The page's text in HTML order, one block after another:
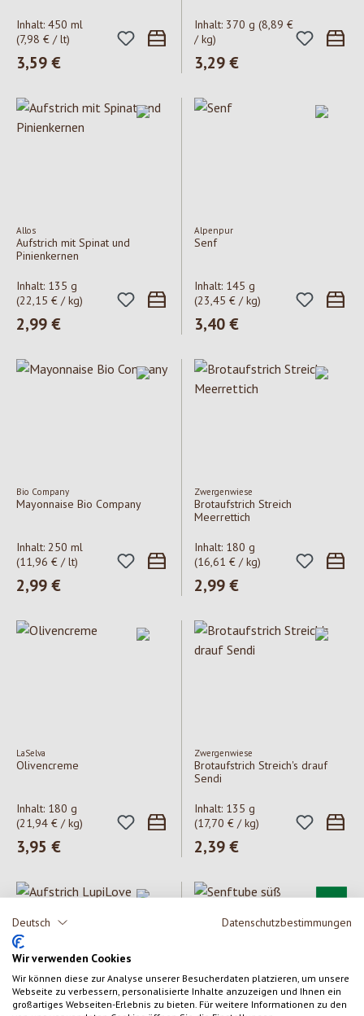
Deutsch Datenschutzbestimmungen
Wir verwenden Cookies
Wir können diese zur Analyse unserer Besucherdaten platzieren, um unsere
Webseite zu verbessern, personalisierte Inhalte anzuzeigen und Ihnen ein
großartiges Webseiten-Erlebnis zu bieten. Für weitere Informationen zu den
Inhalt: 450 ml
(7,98 € / lt)
Regulärer Preis:
3,59 €
Inhalt: 370 g (8,89 €
/ kg)
Regulärer Preis:
3,29 €
Allos
Aufstrich mit Spinat und
Pinienkernen
Inhalt: 135 g
(22,15 € / kg)
Regulärer Preis:
2,99 €
Alpenpur
Senf
Inhalt: 145 g
(23,45 € / kg)
Regulärer Preis:
3,40 €
Bio Company
Mayonnaise Bio Company
Inhalt: 250 ml
(11,96 € / lt)
Regulärer Preis:
2,99 €
Zwergenwiese
Brotaufstrich Streich
Meerrettich
Inhalt: 180 g
(16,61 € / kg)
Regulärer Preis:
2,99 €
LaSelva
Olivencreme
Inhalt: 180 g
(21,94 € / kg)
Regulärer Preis:
3,95 €
Zwergenwiese
Brotaufstrich Streich's drauf
Sendi
Inhalt: 135 g
(17,70 € / kg)
Regulärer Preis:
2,39 €